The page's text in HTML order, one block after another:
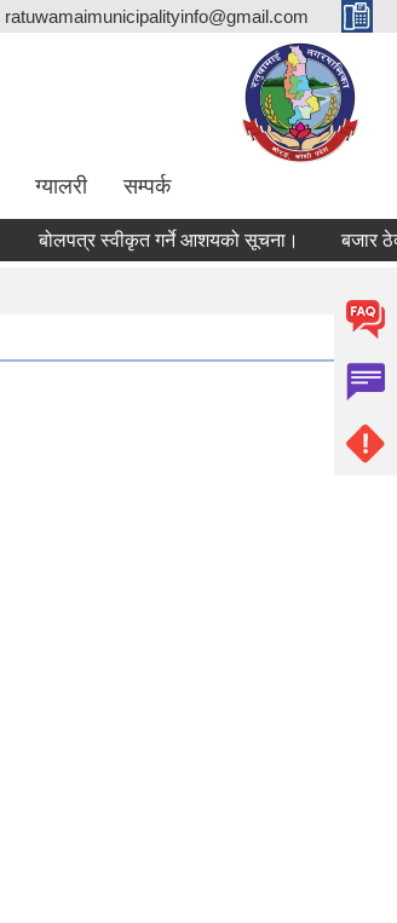
ratuwamaimunicipalityinfo@gmail.com
ग्यालरी सम्पर्क
बोलपत्र स्वीकृत गर्ने आशयको सूचना। बजार